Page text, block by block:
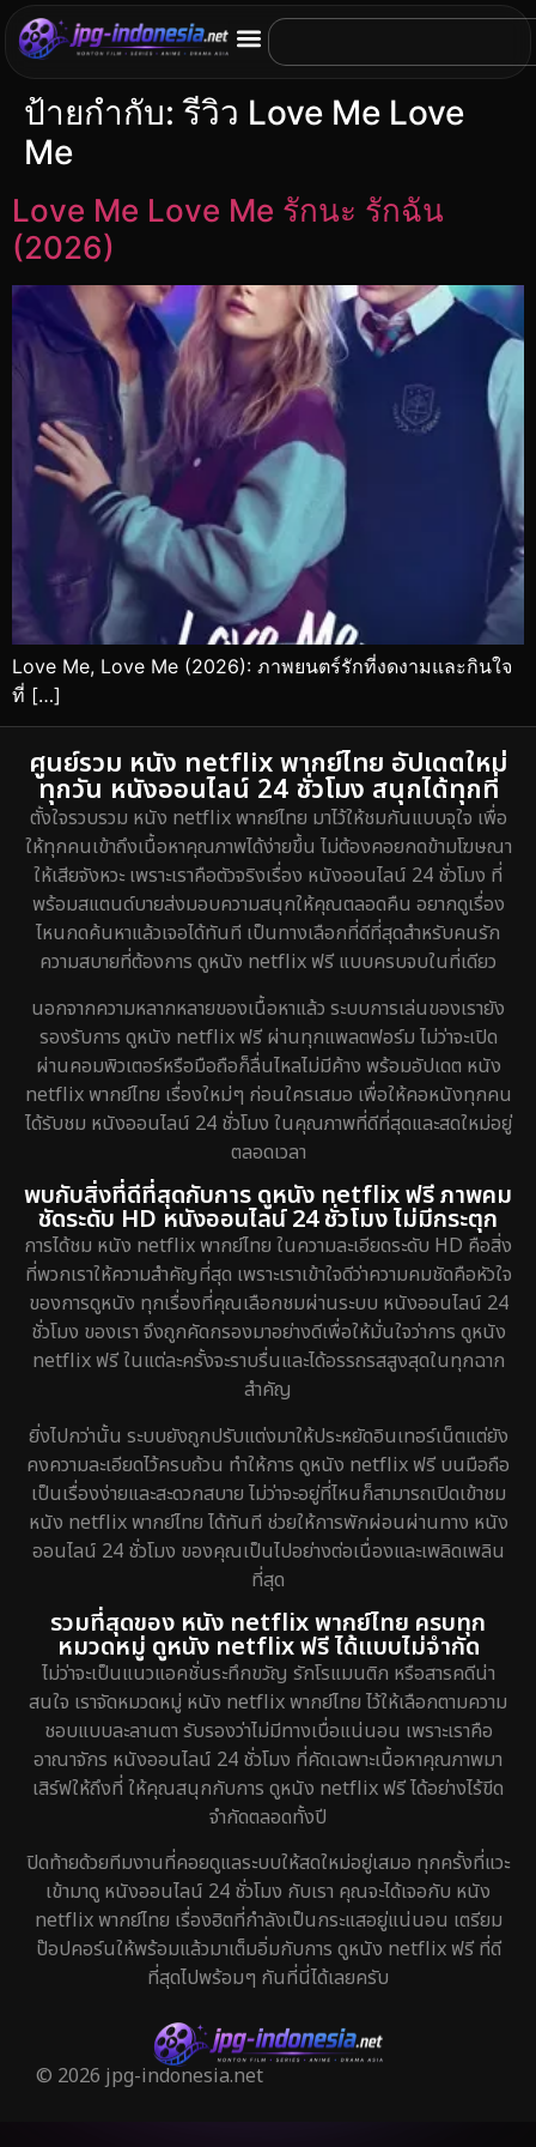
ป้ายกำกับ:รีวิว Love Me Love
Me
Love Me Love Me รักนะ รักฉัน
(2026)
Love Me, Love Me (2026): ภาพยนตร์รักที่งดงามและกินใจ
ที่ […]
ศูนย์รวม หนัง netflix พากย์ไทย อัปเดตใหม่
ทุกวัน หนังออนไลน์ 24 ชั่วโมง สนุกได้ทุกที่
ตั้งใจรวบรวม หนัง netflix พากย์ไทย มาไว้ให้ชมกันแบบจุใจ เพื่อ
ให้ทุกคนเข้าถึงเนื้อหาคุณภาพได้ง่ายขึ้น ไม่ต้องคอยกดข้ามโฆษณา
ให้เสียจังหวะ เพราะเราคือตัวจริงเรื่อง หนังออนไลน์ 24 ชั่วโมง ที่
พร้อมสแตนด์บายส่งมอบความสนุกให้คุณตลอดคืน อยากดูเรื่อง
ไหนกดค้นหาแล้วเจอได้ทันที เป็นทางเลือกที่ดีที่สุดสำหรับคนรัก
ความสบายที่ต้องการ ดูหนัง netflix ฟรี แบบครบจบในที่เดียว
นอกจากความหลากหลายของเนื้อหาแล้ว ระบบการเล่นของเรายัง
รองรับการ ดูหนัง netflix ฟรี ผ่านทุกแพลตฟอร์ม ไม่ว่าจะเปิด
ผ่านคอมพิวเตอร์หรือมือถือก็ลื่นไหลไม่มีค้าง พร้อมอัปเดต หนัง
netflix พากย์ไทย เรื่องใหม่ๆ ก่อนใครเสมอ เพื่อให้คอหนังทุกคน
ได้รับชม หนังออนไลน์ 24 ชั่วโมง ในคุณภาพที่ดีที่สุดและสดใหม่อยู่
ตลอดเวลา
พบกับสิ่งที่ดีที่สุดกับการ ดูหนัง netflix ฟรี ภาพคม
ชัดระดับ HD หนังออนไลน์ 24 ชั่วโมง ไม่มีกระตุก
การได้ชม หนัง netflix พากย์ไทย ในความละเอียดระดับ HD คือสิ่ง
ที่พวกเราให้ความสำคัญที่สุด เพราะเราเข้าใจดีว่าความคมชัดคือหัวใจ
ของการดูหนัง ทุกเรื่องที่คุณเลือกชมผ่านระบบ หนังออนไลน์ 24
ชั่วโมง ของเรา จึงถูกคัดกรองมาอย่างดีเพื่อให้มั่นใจว่าการ ดูหนัง
netflix ฟรี ในแต่ละครั้งจะราบรื่นและได้อรรถรสสูงสุดในทุกฉาก
สำคัญ
ยิ่งไปกว่านั้น ระบบยังถูกปรับแต่งมาให้ประหยัดอินเทอร์เน็ตแต่ยัง
คงความละเอียดไว้ครบถ้วน ทำให้การ ดูหนัง netflix ฟรี บนมือถือ
เป็นเรื่องง่ายและสะดวกสบาย ไม่ว่าจะอยู่ที่ไหนก็สามารถเปิดเข้าชม
หนัง netflix พากย์ไทย ได้ทันที ช่วยให้การพักผ่อนผ่านทาง หนัง
ออนไลน์ 24 ชั่วโมง ของคุณเป็นไปอย่างต่อเนื่องและเพลิดเพลิน
ที่สุด
รวมที่สุดของ หนัง netflix พากย์ไทย ครบทุก
หมวดหมู่ ดูหนัง netflix ฟรี ได้แบบไม่จำกัด
ไม่ว่าจะเป็นแนวแอคชั่นระทึกขวัญ รักโรแมนติก หรือสารคดีน่า
สนใจ เราจัดหมวดหมู่ หนัง netflix พากย์ไทย ไว้ให้เลือกตามความ
ชอบแบบละลานตา รับรองว่าไม่มีทางเบื่อแน่นอน เพราะเราคือ
อาณาจักร หนังออนไลน์ 24 ชั่วโมง ที่คัดเฉพาะเนื้อหาคุณภาพมา
เสิร์ฟให้ถึงที่ ให้คุณสนุกกับการ ดูหนัง netflix ฟรี ได้อย่างไร้ขีด
จำกัดตลอดทั้งปี
ปิดท้ายด้วยทีมงานที่คอยดูแลระบบให้สดใหม่อยู่เสมอ ทุกครั้งที่แวะ
เข้ามาดู หนังออนไลน์ 24 ชั่วโมง กับเรา คุณจะได้เจอกับ หนัง
netflix พากย์ไทย เรื่องฮิตที่กำลังเป็นกระแสอยู่แน่นอน เตรียม
ป๊อปคอร์นให้พร้อมแล้วมาเต็มอิ่มกับการ ดูหนัง netflix ฟรี ที่ดี
ที่สุดไปพร้อมๆ กันที่นี่ได้เลยครับ
© 2026 jpg-indonesia.net